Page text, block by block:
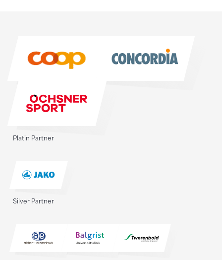
Platin Partner
Silver Partner